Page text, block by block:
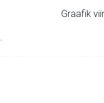
Graafik